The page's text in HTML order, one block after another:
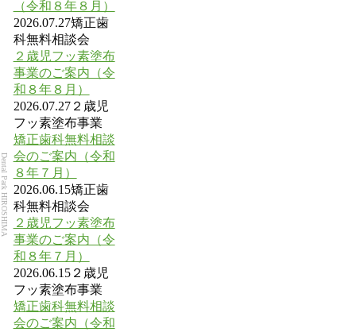
Dental Park HIROSHIMA
（令和８年８月）
2026.07.27矯正歯
科無料相談会
２歳児フッ素塗布
事業のご案内（令
和８年８月）
2026.07.27２歳児
フッ素塗布事業
矯正歯科無料相談
会のご案内（令和
８年７月）
2026.06.15矯正歯
科無料相談会
２歳児フッ素塗布
事業のご案内（令
和８年７月）
2026.06.15２歳児
フッ素塗布事業
矯正歯科無料相談
会のご案内（令和